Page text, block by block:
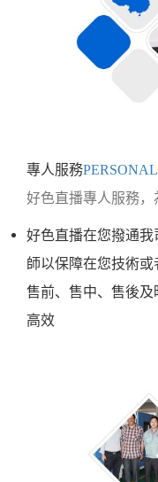
專人服務
好色直播專人服務，
好色直播在您撥通
師以保障在您技術
售前、售中、售後
高效